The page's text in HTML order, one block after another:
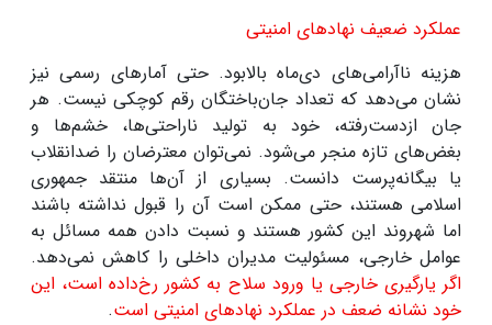
عملکرد ضعیف نهادهای امنیتی
هزینه‌ ناآرامی‌های دی‌ماه بالابود. حتی آمارهای رسمی نیز
نشان می‌دهد که تعداد جان‌باختگان رقم کوچکی نیست. هر
جان ازدست‌رفته، خود به تولید ناراحتی‌ها، خشم‌ها و
بغض‌های تازه منجر می‌شود. نمی‌توان معترضان را ضدانقلاب
یا بیگانه‌پرست دانست. بسیاری از آن‌ها منتقد جمهوری
اسلامی‌ هستند، حتی ممکن است آن را قبول نداشته باشند
اما شهروند این کشور هستند و نسبت دادن همه مسائل به
عوامل خارجی، مسئولیت مدیران داخلی را کاهش نمی‌دهد.
اگر یارگیری خارجی یا ورود سلاح به کشور رخ‌داده است، این
خود نشانه ضعف در عملکرد نهادهای امنیتی است.